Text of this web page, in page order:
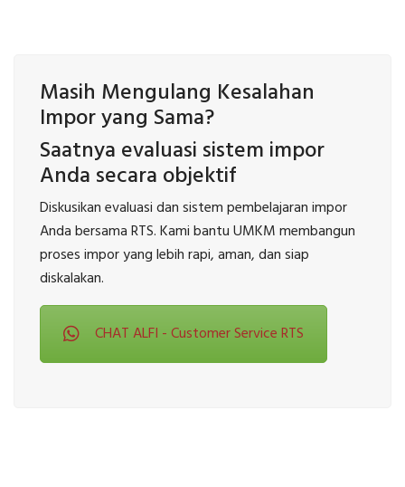
Masih Mengulang Kesalahan
Impor yang Sama?
Saatnya evaluasi sistem impor
Anda secara objektif
Diskusikan evaluasi dan sistem pembelajaran impor
Anda bersama RTS. Kami bantu UMKM membangun
proses impor yang lebih rapi, aman, dan siap
diskalakan.
CHAT ALFI - Customer Service RTS